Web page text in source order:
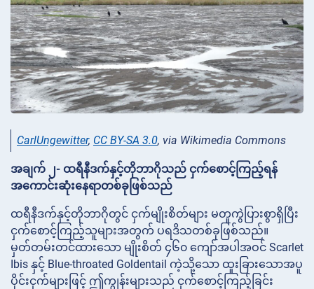
CarlUngewitter, CC BY-SA 3.0, via Wikimedia Commons
အချက် ၂- ထရီနီဒက်နှင့်တိုဘာဂိုသည် ငှက်စောင့်ကြည့်ရန်
အကောင်းဆုံးနေရာတစ်ခုဖြစ်သည်
ထရီနီဒက်နှင့်တိုဘာဂိုတွင် ငှက်မျိုးစိတ်များ မတူကွဲပြားစွာရှိပြီး
ငှက်စောင့်ကြည့်သူများအတွက် ပရဒိသတစ်ခုဖြစ်သည်။
မှတ်တမ်းတင်ထားသော မျိုးစိတ် ၄၆၀ ကျော်အပါအဝင် Scarlet
Ibis နှင့် Blue-throated Goldentail ကဲ့သို့သော ထူးခြားသောအပူ
ပိုင်းငှက်များဖြင့် ဤကျွန်းများသည် ငှက်စောင့်ကြည့်ခြင်း